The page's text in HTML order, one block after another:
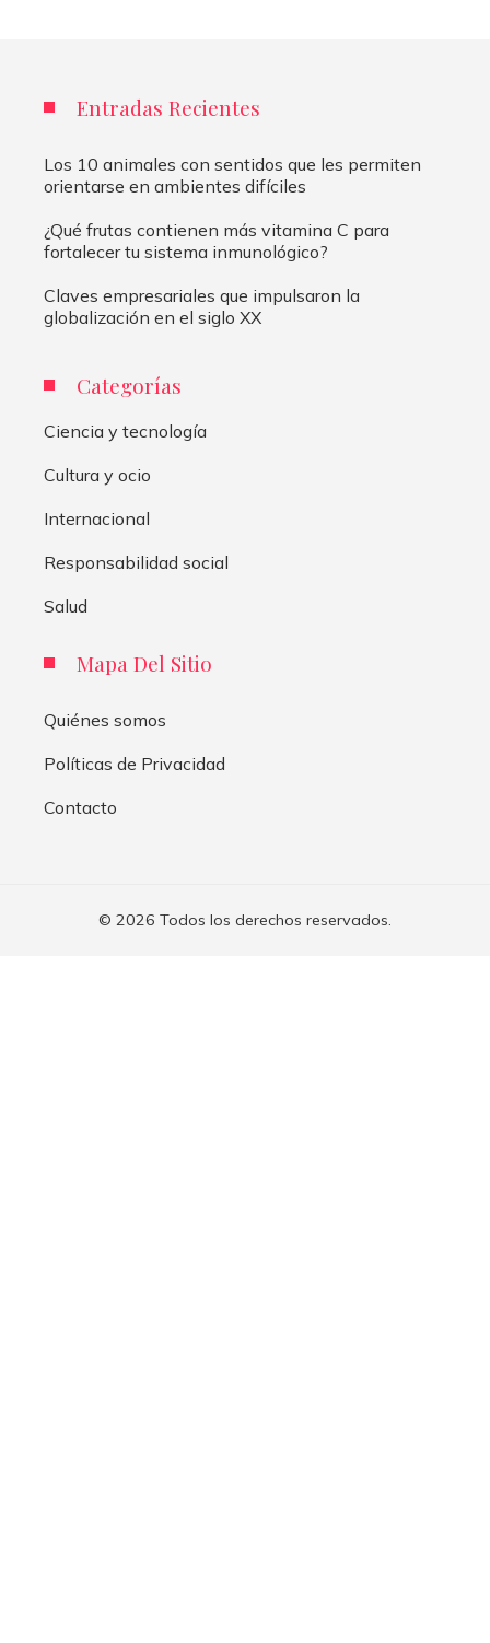
Entradas Recientes
Los 10 animales con sentidos que les permiten
orientarse en ambientes difíciles
¿Qué frutas contienen más vitamina C para
fortalecer tu sistema inmunológico?
Claves empresariales que impulsaron la
globalización en el siglo XX
Categorías
Ciencia y tecnología
Cultura y ocio
Internacional
Responsabilidad social
Salud
Mapa Del Sitio
Quiénes somos
Políticas de Privacidad
Contacto
© 2026 Todos los derechos reservados.